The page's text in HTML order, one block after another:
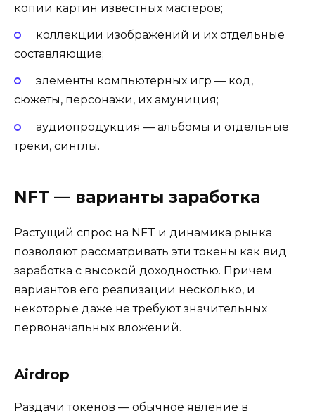
копии картин известных мастеров;
коллекции изображений и их отдельные
составляющие;
элементы компьютерных игр — код,
сюжеты, персонажи, их амуниция;
аудиопродукция — альбомы и отдельные
треки, синглы.
NFT — варианты заработка
Растущий спрос на NFT и динамика рынка
позволяют рассматривать эти токены как вид
заработка с высокой доходностью. Причем
вариантов его реализации несколько, и
некоторые даже не требуют значительных
первоначальных вложений.
Airdrop
Раздачи токенов — обычное явление в